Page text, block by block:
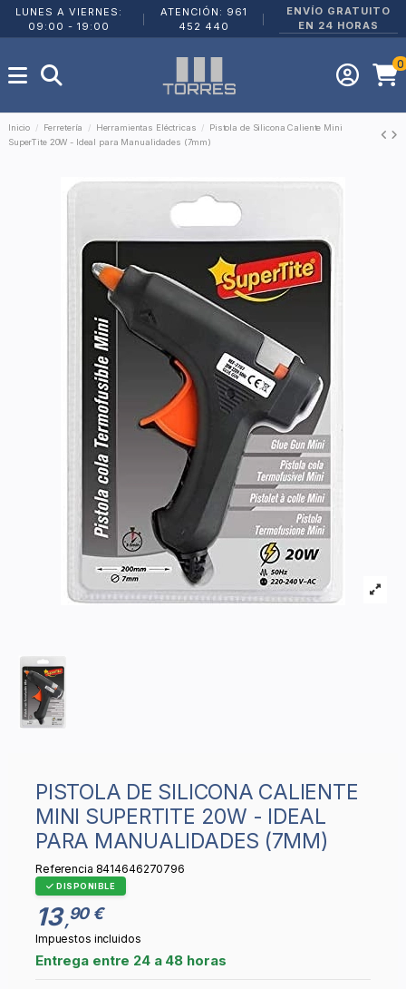
LUNES A VIERNES:
09:00 - 19:00
ATENCIÓN: 961
452 440
ENVÍO GRATUITO
EN 24 HORAS
0
Inicio Ferretería Herramientas Eléctricas
Pistola de Silicona Caliente Mini
SuperTite 20W - Ideal para Manualidades (7mm)
PISTOLA DE SILICONA CALIENTE
MINI SUPERTITE 20W - IDEAL
PARA MANUALIDADES (7MM)
Referencia 8414646270796
DISPONIBLE
13 ,90 €
Impuestos incluidos
Entrega entre 24 a 48 horas